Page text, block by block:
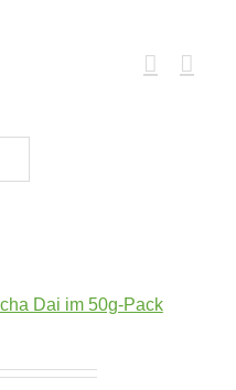
Dai im 50g-Pack